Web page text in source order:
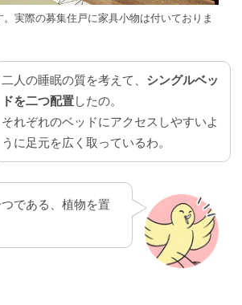
実際の募集住戸に家具小物は付いておりま
二人の睡眠の質を考えて、 シングルベッ
ドを二つ配置したの。
それぞれのベッドにアクセスしやすいよ
うに足元を広く取っているわ。
である、植物を置